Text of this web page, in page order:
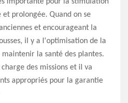
prolongée. Quand on se
et encourageant la
il y a l'optimisation de la
la santé des plantes.
des missions et il va
appropriés pour la garantie